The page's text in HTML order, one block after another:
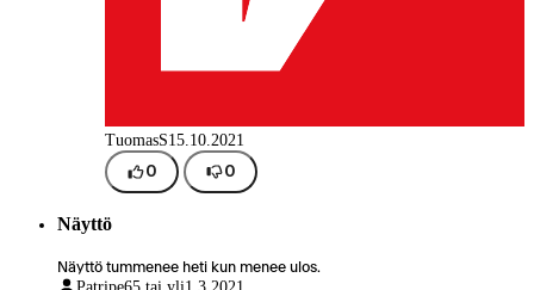
TuomasS15.10.2021
0 0
Näyttö
Näyttö tummenee heti kun menee ulos.